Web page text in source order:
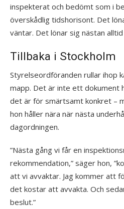
inspekterat och bedömt som i
överskådlig tidshorisont. Det
väntar. Det lönar sig nästan
Tillbaka i Stockholm
Styrelseordföranden rullar ihop
mapp. Det är inte ett dokument
det är för smärtsamt konkret –
hon håller nära när nästa
dagordningen.
”Nästa gång vi får en
rekommendation,” säger hon,
att vi avvaktar. Jag kommer att
det kostar att avvakta. Och
beslut.”